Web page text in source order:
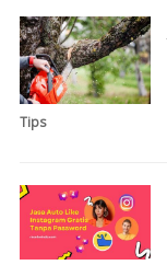
Tips